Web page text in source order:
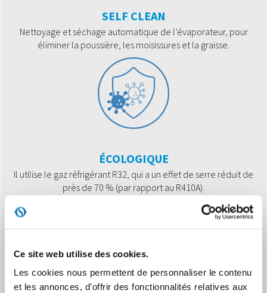
Ce site web utilise des cookies.
Les cookies nous permettent de personnaliser le contenu
et les annonces, d'offrir des fonctionnalités relatives aux
SELF CLEAN
Nettoyage et séchage automatique de l’évaporateur, pour
éliminer la poussière, les moisissures et la graisse.
ÉCOLOGIQUE
Il utilise le gaz réfrigérant R32, qui a un effet de serre réduit de
près de 70 % (par rapport au R410A).